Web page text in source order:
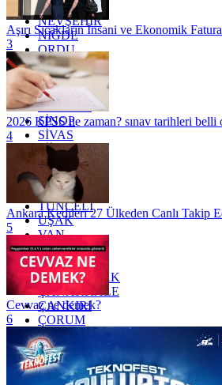
MUŞ
NEVŞEHİR
NİĞDE
ORDU
OSMANİYE
RİZE
SAKARYA
SAMSUN
SİNOP
SİVAS
SİİRT
TEKİRDAĞ
TOKAT
TRABZON
TUNCELİ
UŞAK
VAN
YALOVA
YOZGAT
ZONGULDAK
ÇANAKKALE
ÇANKIRI
ÇORUM
İSTANBUL
İZMİR
ŞANLIURFA
ŞIRNAK
Aşırı Sıcakların İnsani ve Ekonomik
3
2026 KPSS ne zaman? sınav tarihleri belli
4
Ankara Kedileri 27 Ülkeden Canlı Takip
5
Cevvaz ne demek?
6